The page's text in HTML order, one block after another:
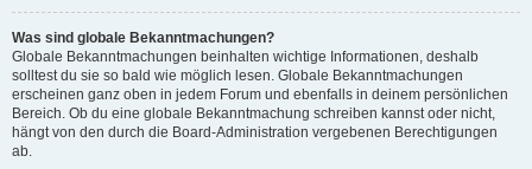
Was sind globale Bekanntmachungen?
Globale Bekanntmachungen beinhalten wichtige Informationen, deshalb
solltest du sie so bald wie möglich lesen. Globale Bekanntmachungen
erscheinen ganz oben in jedem Forum und ebenfalls in deinem persönlichen
Bereich. Ob du eine globale Bekanntmachung schreiben kannst oder nicht,
hängt von den durch die Board-Administration vergebenen Berechtigungen
ab.